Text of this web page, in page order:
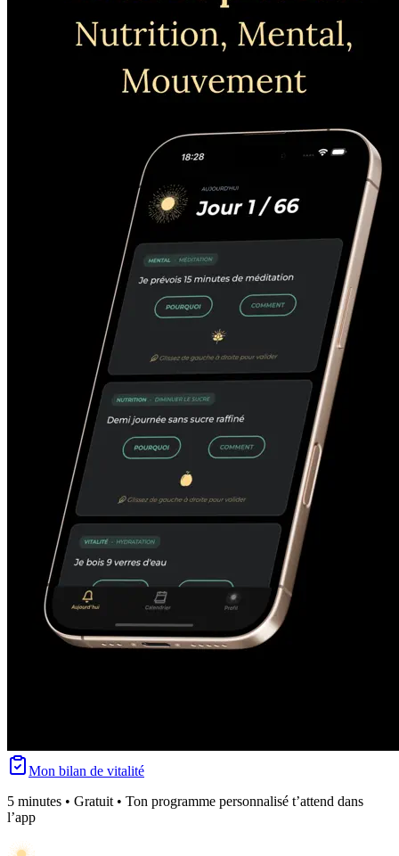
Mon bilan de vitalité
5 minutes • Gratuit • Ton programme personnalisé t’attend dans
l’app